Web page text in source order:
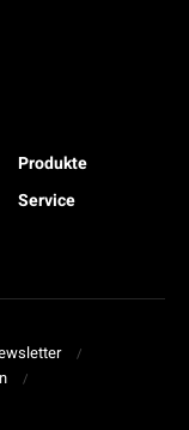
Produkte
Service